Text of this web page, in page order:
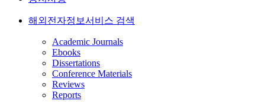
해외전자정보서비스 검색
Academic Journals
Ebooks
Dissertations
Conference Materials
Reviews
Reports